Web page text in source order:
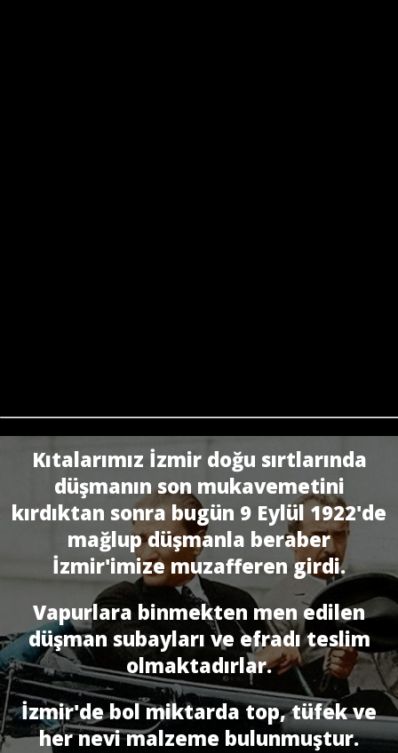
Kıtalarımız İzmir doğu sırtlarında
düşmanın son mukavemetini
kırdıktan sonra bugün 9 Eylül 1922'de
mağlup düşmanla beraber
İzmir'imize muzafferen girdi.
Vapurlara binmekten men edilen
düşman subayları ve efradı teslim
olmaktadırlar.
İzmir'de bol miktarda top, tüfek ve
her nevi malzeme bulunmuştur.